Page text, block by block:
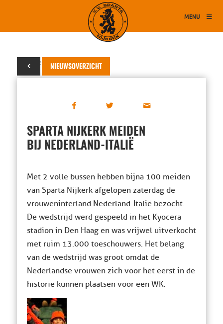
MENU
NIEUWSOVERZICHT
24 november 2014
SPARTA NIJKERK MEIDEN
BIJ NEDERLAND-ITALIË
Met 2 volle bussen hebben bijna 100 meiden
van Sparta Nijkerk afgelopen zaterdag de
vrouweninterland Nederland-Italië bezocht.
De wedstrijd werd gespeeld in het Kyocera
stadion in Den Haag en was vrijwel uitverkocht
met ruim 13.000 toeschouwers. Het belang
van de wedstrijd was groot omdat de
Nederlandse vrouwen zich voor het eerst in de
historie kunnen plaatsen voor een WK.